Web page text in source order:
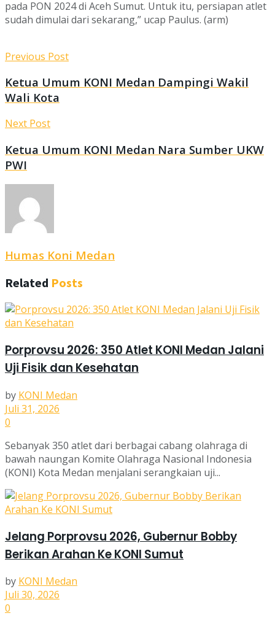
pada PON 2024 di Aceh Sumut. Untuk itu, persiapan atlet
sudah dimulai dari sekarang,” ucap Paulus. (arm)
Previous Post
Ketua Umum KONI Medan Dampingi Wakil
Wali Kota
Next Post
Ketua Umum KONI Medan Nara Sumber UKW
PWI
Humas Koni Medan
Related Posts
Porprovsu 2026: 350 Atlet KONI Medan Jalani
Uji Fisik dan Kesehatan
by KONI Medan
Juli 31, 2026
0
Sebanyak 350 atlet dari berbagai cabang olahraga di
bawah naungan Komite Olahraga Nasional Indonesia
(KONI) Kota Medan menjalani serangkaian uji...
Jelang Porprovsu 2026, Gubernur Bobby
Berikan Arahan Ke KONI Sumut
by KONI Medan
Juli 30, 2026
0